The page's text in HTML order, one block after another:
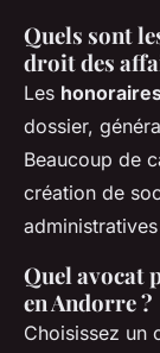
Quels sont
droit des
Les
dossier,
Beaucoup de
création de
Quel avocat
en Andorre ?
Choisissez un